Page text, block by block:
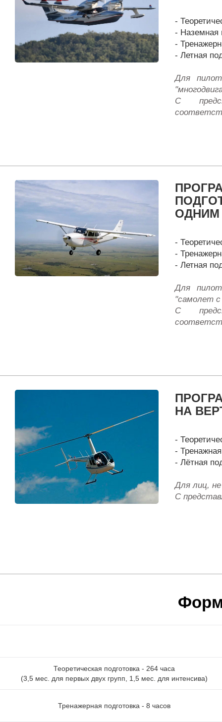
-
- Наземная
-
- Летная
Для
С
ОДНИМ
-
-
- Летная
Для
"самолет
С
НА
-
-
- Лётная
Для лиц,
С
Теоретическая подготовка - 264 часа
(3,5 мес. для первых двух групп, 1,5 мес. для интенсива)
Тренажерная подготовка - 8 часов